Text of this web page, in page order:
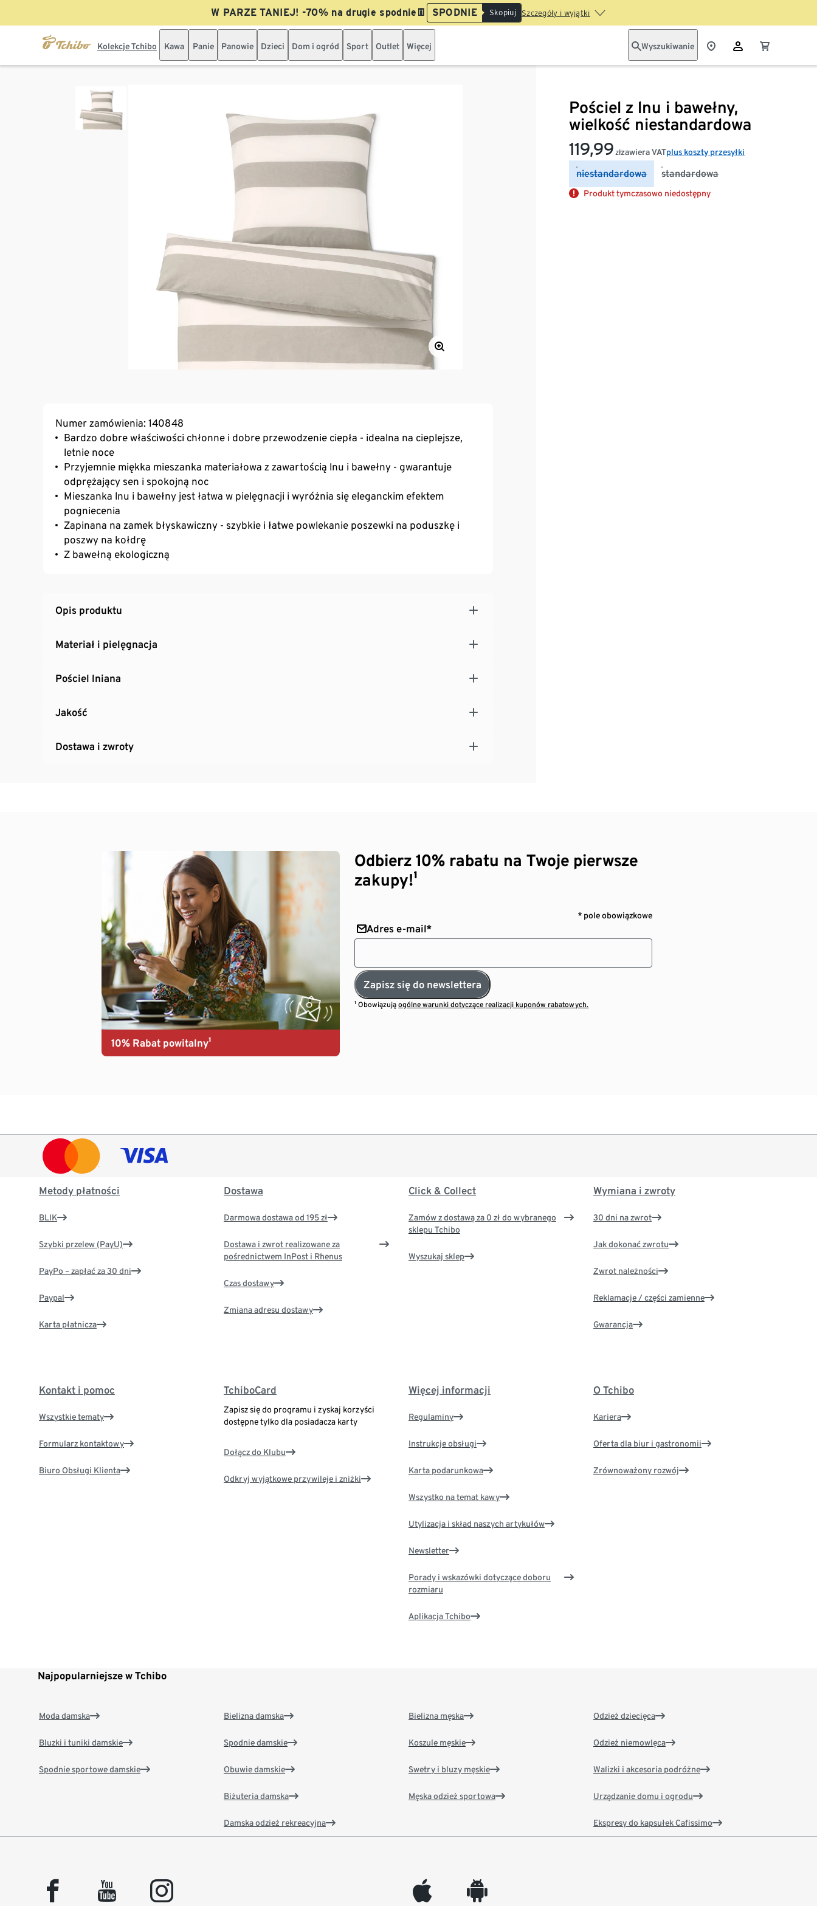
W PARZE TANIEJ! -70% na drugie spodnie👖 SPODNIE Skopiuj Szczegóły i wyjątki
Kolekcje Tchibo Kawa Panie Panowie Dzieci Dom i ogród Sport Outlet Więcej Wyszukiwanie
Pościel z lnu i bawełny,
wielkość niestandardowa
119,99 złzawiera VATplus koszty przesyłki
niestandardowa standardowa
Produkt tymczasowo niedostępny
Numer zamówienia: 140848
Bardzo dobre właściwości chłonne i dobre przewodzenie ciepła - idealna na cieplejsze,
letnie noce
Przyjemnie miękka mieszanka materiałowa z zawartością lnu i bawełny - gwarantuje
odprężający sen i spokojną noc
Mieszanka lnu i bawełny jest łatwa w pielęgnacji i wyróżnia się eleganckim efektem
pogniecenia
Zapinana na zamek błyskawiczny - szybkie i łatwe powlekanie poszewki na poduszkę i
poszwy na kołdrę
Z bawełną ekologiczną
Opis produktu
Materiał i pielęgnacja
Pościel lniana
Jakość
Dostawa i zwroty
10% Rabat powitalny¹
Odbierz 10% rabatu na Twoje pierwsze
zakupy!¹
* pole obowiązkowe
Adres e-mail*
Zapisz się do newslettera
¹ Obowiązująogólne warunki dotyczące realizacji kuponów rabatowych.
Metody płatności
BLIK
Szybki przelew (PayU)
PayPo – zapłać za 30 dni
Paypal
Karta płatnicza
Dostawa
Darmowa dostawa od 195 zł
Dostawa i zwrot realizowane za
pośrednictwem InPost i Rhenus
Czas dostawy
Zmiana adresu dostawy
Click & Collect
Zamów z dostawą za 0 zł do wybranego
sklepu Tchibo
Wyszukaj sklep
Wymiana i zwroty
30 dni na zwrot
Jak dokonać zwrotu
Zwrot należności
Reklamacje / części zamienne
Gwarancja
Kontakt i pomoc
Wszystkie tematy
Formularz kontaktowy
Biuro Obsługi Klienta
TchiboCard
Zapisz się do programu i zyskaj korzyści
dostępne tylko dla posiadacza karty
Dołącz do Klubu
Odkryj wyjątkowe przywileje i zniżki
Więcej informacji
Regulaminy
Instrukcje obsługi
Karta podarunkowa
Wszystko na temat kawy
Utylizacja i skład naszych artykułów
Newsletter
Porady i wskazówki dotyczące doboru
rozmiaru
Aplikacja Tchibo
O Tchibo
Kariera
Oferta dla biur i gastronomii
Zrównoważony rozwój
Najpopularniejsze w Tchibo
Moda damska
Bluzki i tuniki damskie
Spodnie sportowe damskie
Bielizna damska
Spodnie damskie
Obuwie damskie
Biżuteria damska
Damska odzież rekreacyjna
Bielizna męska
Koszule męskie
Swetry i bluzy męskie
Męska odzież sportowa
Odzież dziecięca
Odzież niemowlęca
Walizki i akcesoria podróżne
Urządzanie domu i ogrodu
Ekspresy do kapsułek Cafissimo
facebook youtube instagram appleinc android